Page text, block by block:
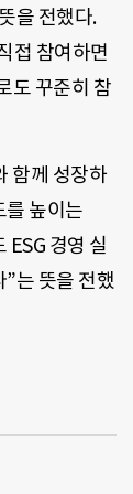
을 전했다.
접 참여하면
도 꾸준히 참
함께 성장하
를 높이는
경영 실
는 뜻을 전했